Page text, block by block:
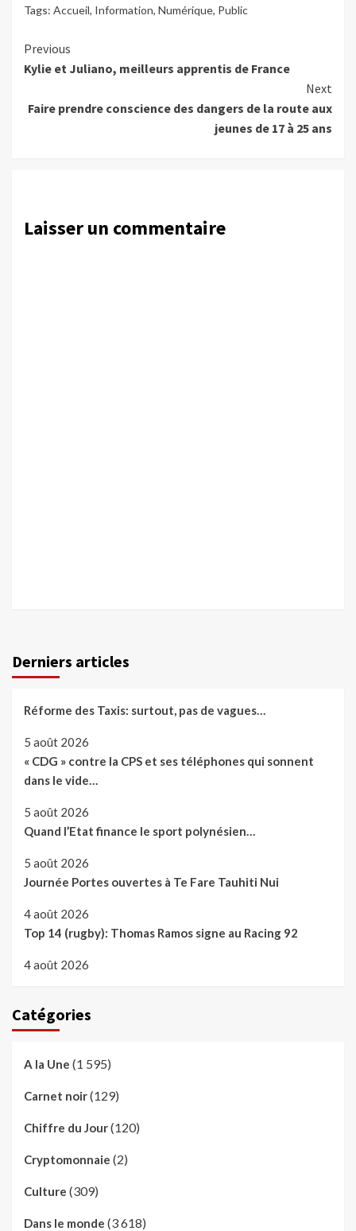
Tags: Accueil, Information, Numérique, Public
Continue
Reading
Previous
Kylie et Juliano, meilleurs apprentis de France
Next
Faire prendre conscience des dangers de la route aux
jeunes de 17 à 25 ans
Laisser un commentaire
Derniers articles
Réforme des Taxis: surtout, pas de vagues…
5 août 2026
« CDG » contre la CPS et ses téléphones qui sonnent
dans le vide…
5 août 2026
Quand l’Etat finance le sport polynésien…
5 août 2026
Journée Portes ouvertes à Te Fare Tauhiti Nui
4 août 2026
Top 14 (rugby): Thomas Ramos signe au Racing 92
4 août 2026
Catégories
A la Une (1 595)
Carnet noir(129)
Chiffre du Jour(120)
Cryptomonnaie (2)
Culture (309)
Dans le monde (3 618)